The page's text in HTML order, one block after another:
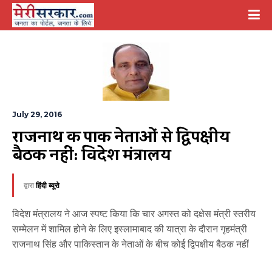
July 29, 2016
राजनाथ की पाक नेताओं से द्विपक्षीय
बैठक नहीं: विदेश मंत्रालय
द्वाराहिंदी ब्यूरो
विदेश मंत्रालय ने आज स्पष्ट किया कि चार अगस्त को दक्षेस मंत्री स्तरीय
सम्मेलन में शामिल होने के लिए इस्लामाबाद की यात्रा के दौरान गृहमंत्री
राजनाथ सिंह और पाकिस्तान के नेताओं के बीच कोई द्विपक्षीय बैठक नहीं